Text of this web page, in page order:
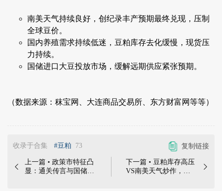
南美天气持续良好，创纪录丰产预期最终兑现，压制
全球豆价。
国内养殖需求持续低迷，豆粕库存去化缓慢，现货压
力持续。
国储进口大豆投放市场，缓解远期供应紧张预期。
（数据来源：秣宝网、大连商品交易所、东方财富网等等）
收录于合集 #豆粕 73 复制链接

上一篇 • 政策市特征凸
显：通关传言与国储拍
下一篇 • 豆粕库存高压
VS南美天气炒作，
